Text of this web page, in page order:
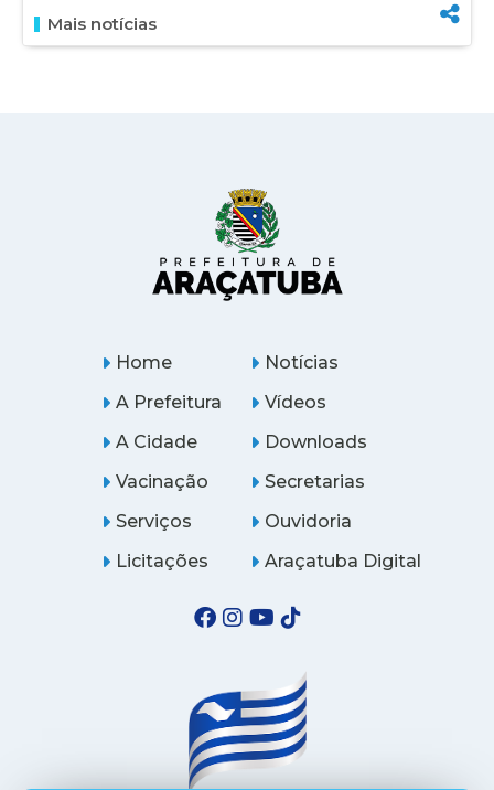
Mais notícias
Home
A Prefeitura
A Cidade
Notícias
Vídeos
Downloads
Vacinação
Serviços
Licitações
Secretarias
Ouvidoria
Araçatuba Digital